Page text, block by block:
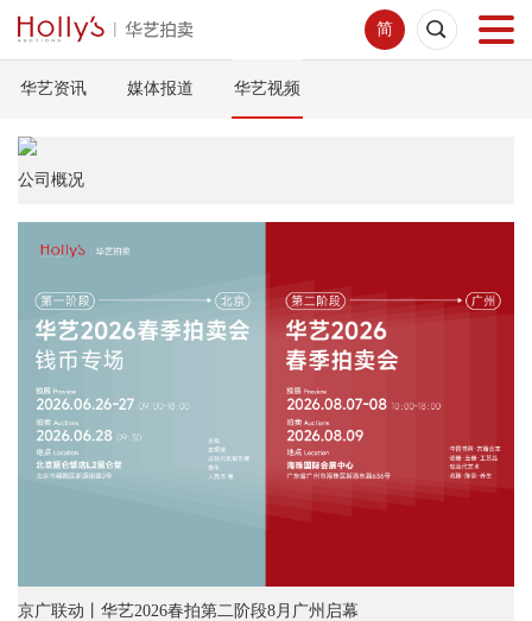
简
首页
网络拍卖
服务指南
新闻中心
华艺资讯 媒体报道 华艺视频
公司概况
京广联动丨华艺2026春拍第二阶段8月广州启幕